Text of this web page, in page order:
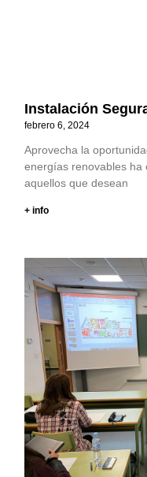
Instalación
febrero 6, 2024
Aprovecha la
energías renovables ha
aquellos que desean
+ info